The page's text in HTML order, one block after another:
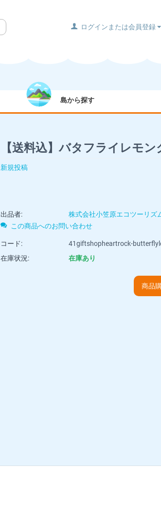
ログインまたは会員登録
島から探す
【送料込】バタフライレモ
新規投稿
出品者:
株式会社小笠原エコツーリ
この商品へのお問い合わせ
コード:
41giftshopheartrock-
在庫状況:
在庫あり
商品